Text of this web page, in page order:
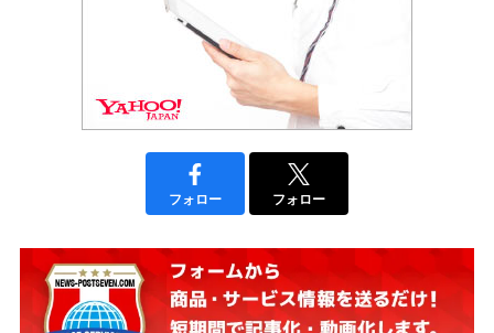
フォロー フォロー